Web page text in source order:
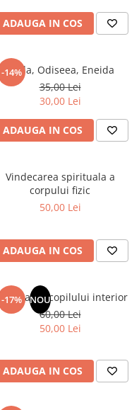
ADAUGA IN COS
-14%
Iliada, Odiseea, Eneida
35,00 Lei
30,00 Lei
ADAUGA IN COS
Vindecarea spirituala a
corpului fizic
50,00 Lei
ADAUGA IN COS
-17% NOUcopilului interior
60,00 Lei
50,00 Lei
ADAUGA IN COS